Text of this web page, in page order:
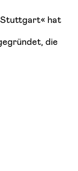
hat
die